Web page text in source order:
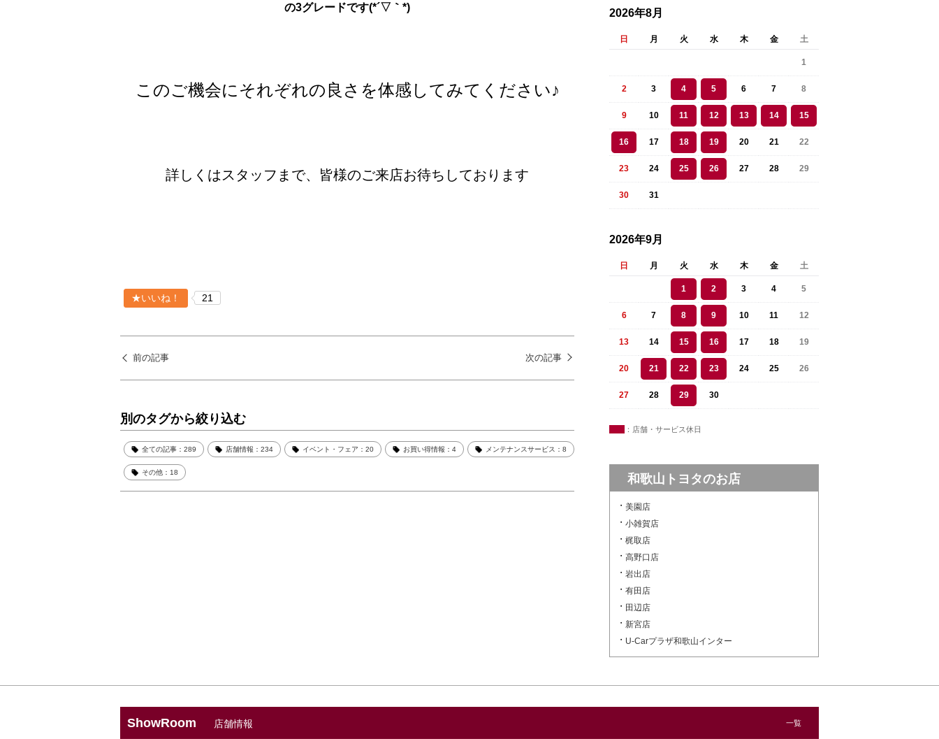
の3グレードです(*´▽｀*)
このご機会にそれぞれの良さを体感してみてください♪
詳しくはスタッフまで、皆様のご来店お待ちしております
★いいね！ 21
前の記事 次の記事
別のタグから絞り込む
全ての記事：289 店舗情報：234 イベント・フェア：20 お買い得情報：4 メンテナンスサービス：8
その他：18
2026年8月
日 月 火 水 木 金 土
1
2 3 4 5 6 7 8
9 10 11 12 13 14 15
16 17 18 19 20 21 22
23 24 25 26 27 28 29
30 31
2026年9月
日 月 火 水 木 金 土
1 2 3 4 5
6 7 8 9 10 11 12
13 14 15 16 17 18 19
20 21 22 23 24 25 26
27 28 29 30
：店舗・サービス休日
和歌山トヨタのお店
美園店
小雑賀店
梶取店
高野口店
岩出店
有田店
田辺店
新宮店
U-Carプラザ和歌山インター
ShowRoom 店舗情報 一覧